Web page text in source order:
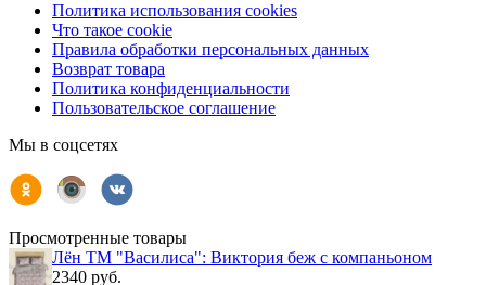
Политика использования cookies
Что такое cookie
Правила обработки персональных данных
Возврат товара
Политика конфиденциальности
Пользовательское соглашение
Мы в соцсетях
Просмотренные товары
Лён ТМ "Василиса": Виктория беж с компаньоном
2340 руб.